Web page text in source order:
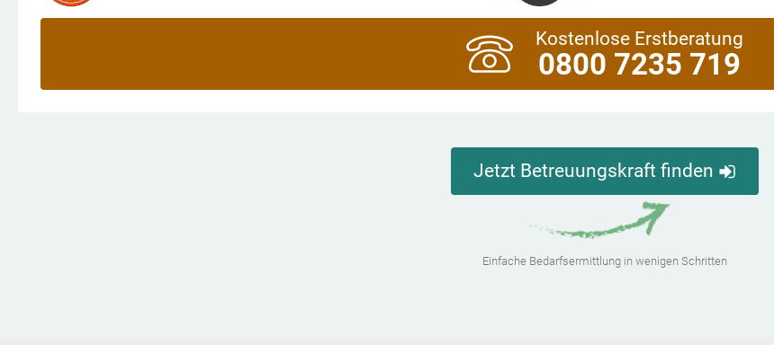
Kostenlose Erstberatung
0800 7235 719
Jetzt Betreuungskraft finden
Einfache Bedarfsermittlung in wenigen Schritten